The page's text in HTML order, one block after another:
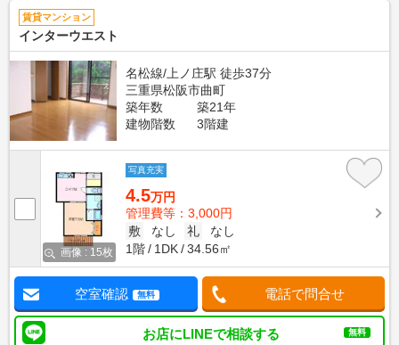
賃貸マンション
インターウエスト
名松線/上ノ庄駅 徒歩37分
三重県松阪市曲町
築年数
築21年
建物階数
3階建
画像 : 15枚
写真充実
4.5万円
管理費等：3,000円
敷
なし 礼
なし
1階
1DK 34.56㎡
空室確認 無料 電話で問合せ
お店にLINEで相談する 無料